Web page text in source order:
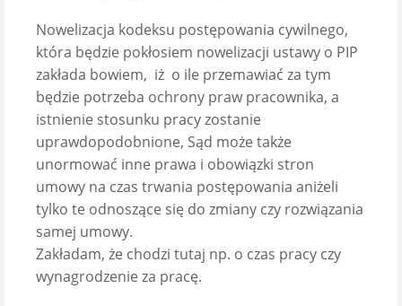
Nowelizacja kodeksu postępowania cywilnego,
która będzie pokłosiem nowelizacji ustawy o PIP
zakłada bowiem, iż o ile przemawiać za tym
będzie potrzeba ochrony praw pracownika, a
istnienie stosunku pracy zostanie
uprawdopodobnione, Sąd może także
unormować inne prawa i obowiązki stron
umowy na czas trwania postępowania aniżeli
tylko te odnoszące się do zmiany czy rozwiązania
samej umowy.
Zakładam, że chodzi tutaj np. o czas pracy czy
wynagrodzenie za pracę.